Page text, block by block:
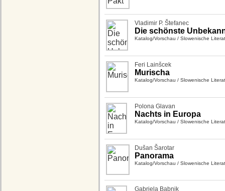
Vladimir P. Štefanec
Die schönste
Katalog/Vorschau / Slowenische
Feri Lainšcek
Murischa
Katalog/Vorschau / Slowenische
Polona Glavan
Nachts in Europa
Katalog/Vorschau / Slowenische
Dušan Šarotar
Panorama
Katalog/Vorschau / Slowenische
Gabriela Babnik